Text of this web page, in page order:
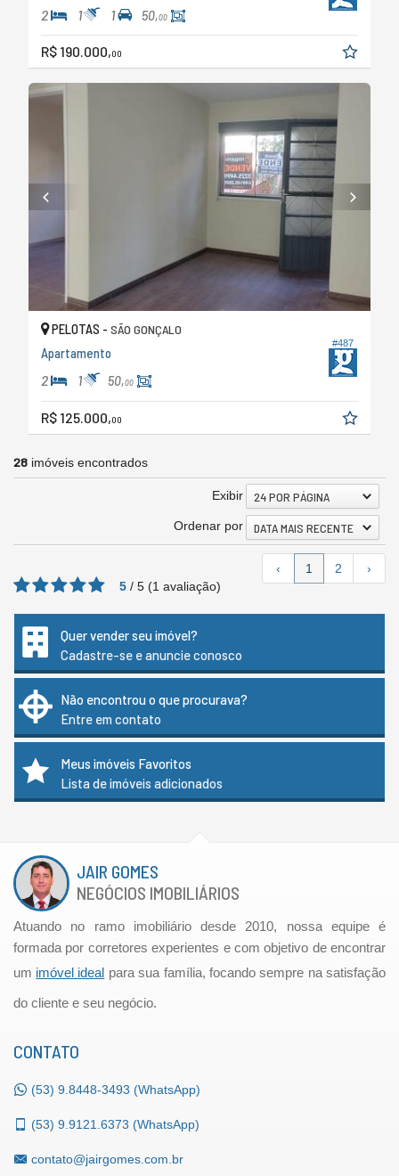
2 1 1 50,00
R$ 190.000,00
#487
PELOTAS - SÃO GONÇALO
Apartamento
2 1 50,00
R$ 125.000,00
28 imóveis encontrados
Exibir 24 POR PÁGINA
Ordenar por DATA MAIS RECENTE
‹ 1 2
›
5 / 5 (1 avaliação)
Quer vender seu imóvel?
Cadastre-se e anuncie conosco
Não encontrou o que procurava?
Entre em contato
Meus imóveis Favoritos
Lista de imóveis adicionados
JAIR GOMES
NEGÓCIOS IMOBILIÁRIOS
Atuando no ramo imobiliário desde 2010, nossa equipe é
formada por corretores experientes e com objetivo de encontrar
um imóvel ideal para sua família, focando sempre na satisfação
do cliente e seu negócio.
CONTATO
(53) 9.8448-3493 (WhatsApp)
(53) 9.9121.6373 (WhatsApp)
contato@jairgomes.com.br